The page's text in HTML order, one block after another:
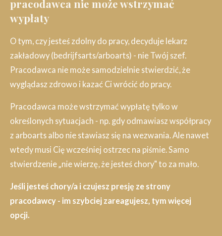
pracodawca nie może wstrzymać
wypłaty
O tym, czy jesteś zdolny do pracy, decyduje lekarz
zakładowy (bedrijfsarts/arboarts) - nie Twój szef.
Pracodawca nie może samodzielnie stwierdzić, że
wyglądasz zdrowo i kazać Ci wrócić do pracy.
Pracodawca może wstrzymać wypłatę tylko w
określonych sytuacjach - np. gdy odmawiasz współpracy
z arboarts albo nie stawiasz się na wezwania. Ale nawet
wtedy musi Cię wcześniej ostrzec na piśmie. Samo
stwierdzenie „nie wierzę, że jesteś chory" to za mało.
Jeśli jesteś chory/a i czujesz presję ze strony
pracodawcy - im szybciej zareagujesz, tym więcej
opcji.